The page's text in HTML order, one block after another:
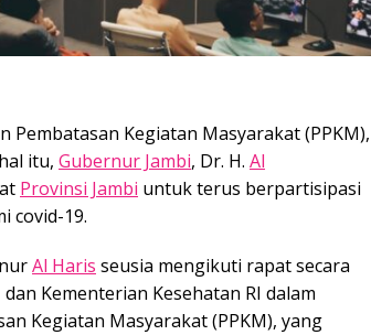
Pembatasan Kegiatan Masyarakat (PPKM),
itu, Gubernur Jambi, Dr. H. Al
Provinsi Jambi untuk terus berpartisipasi
covid-19.
Al Haris seusia mengikuti rapat secara
Kementerian Kesehatan RI dalam
Kegiatan Masyarakat (PPKM), yang